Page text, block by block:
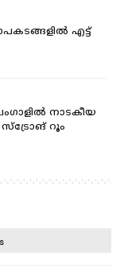
എട്ട്
നാടകീയ
റൂം